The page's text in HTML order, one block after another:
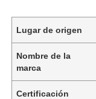
Lugar de origen
Nombre de la
marca
Certificación